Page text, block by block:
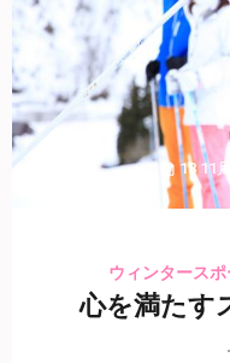
18 11
ウィンタースポ
心を満たす